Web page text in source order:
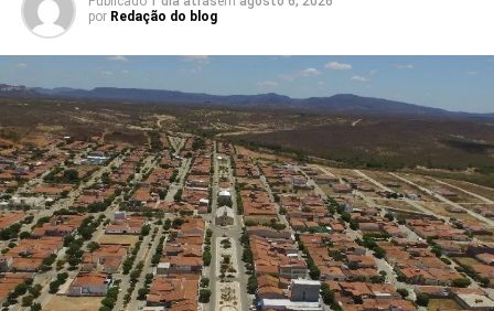
por Redação do blog